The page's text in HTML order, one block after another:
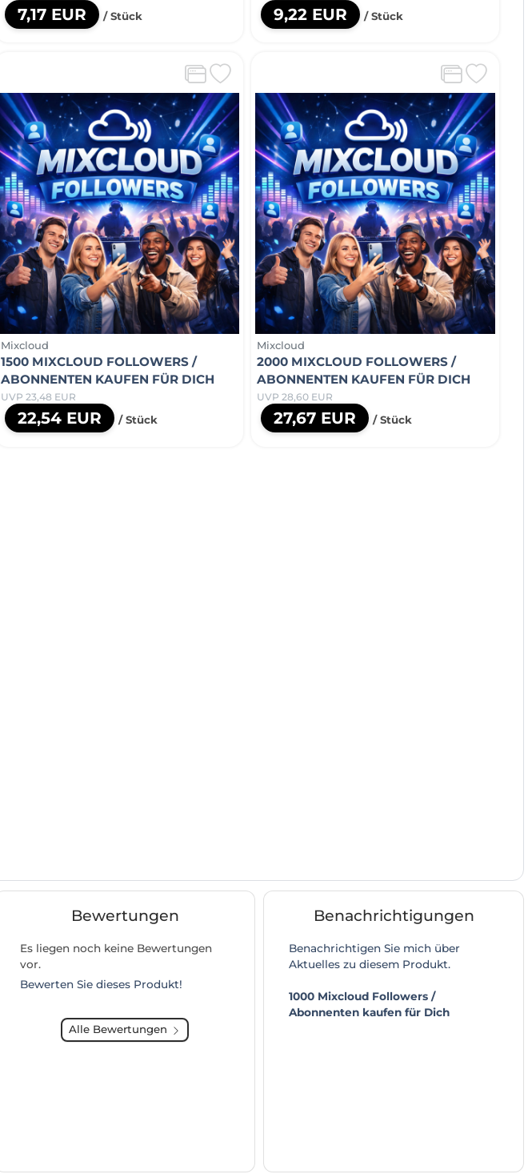
7,17 EUR / Stück 9,22 EUR / Stück
Mixcloud
1500 MIXCLOUD FOLLOWERS /
ABONNENTEN KAUFEN FÜR DICH
UVP 23,48 EUR
22,54 EUR / Stück
Mixcloud
2000 MIXCLOUD FOLLOWERS /
ABONNENTEN KAUFEN FÜR DICH
UVP 28,60 EUR
27,67 EUR / Stück
Bewertungen
Es liegen noch keine Bewertungen
vor.
Bewerten Sie dieses Produkt!
Alle Bewertungen
Benachrichtigungen
Benachrichtigen Sie mich über
Aktuelles zu diesem Produkt.
1000 Mixcloud Followers /
Abonnenten kaufen für Dich